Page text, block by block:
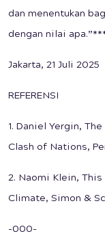
dan menentukan
dengan nilai
Jakarta, 21 Juli 2025
REFERENSI
1. Daniel Yergin,
Clash of Nations,
2. Naomi Klein,
Climate, Simon &
-000-